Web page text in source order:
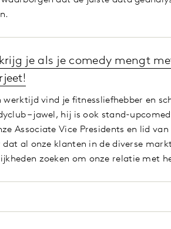
je als je comedy mengt
werktijd vind je fitnessliefhebber en
– jawel, hij is ook stand-
Associate Vice Presidents en lid
dat al onze klanten in de diverse
zoeken om onze relatie met